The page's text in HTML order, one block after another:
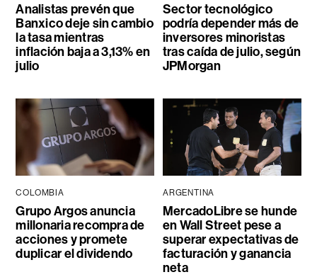
Analistas prevén que
Banxico deje sin cambio
la tasa mientras
inflación baja a 3,13% en
julio
Sector tecnológico
podría depender más de
inversores minoristas
tras caída de julio, según
JPMorgan
COLOMBIA
Grupo Argos anuncia
millonaria recompra de
acciones y promete
duplicar el dividendo
ARGENTINA
MercadoLibre se hunde
en Wall Street pese a
superar expectativas de
facturación y ganancia
neta